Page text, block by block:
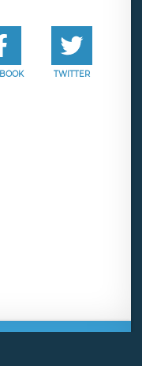
TWITTER